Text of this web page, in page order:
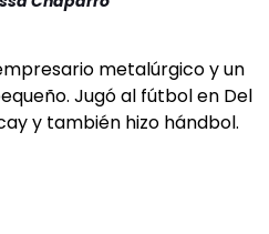
metalúrgico y un
Jugó al fútbol en Del
y también hizo hándbol.